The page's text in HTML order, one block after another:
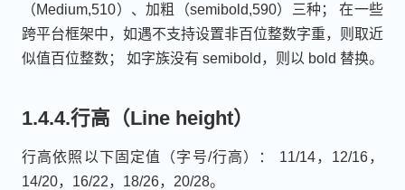
（Medium,510）、加粗（semibold,590）三种； 在一些
跨平台框架中，如遇不支持设置非百位整数字重，则取近
似值百位整数； 如字族没有 semibold，则以 bold 替换。
1.4.4.行高（Line height）
行高依照以下固定值（字号/行高）： 11/14，12/16，
14/20，16/22，18/26，20/28。